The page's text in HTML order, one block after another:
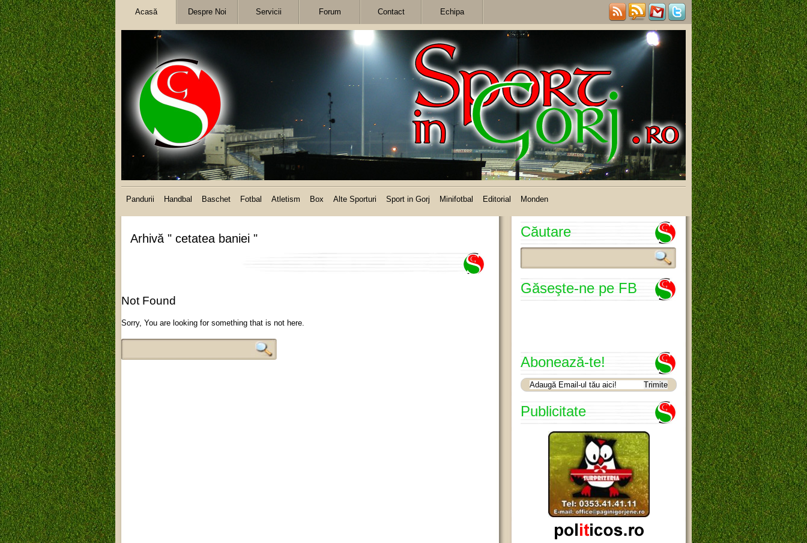
Acasă Despre Noi Servicii Forum Contact Echipa
Pandurii Handbal Baschet Fotbal Atletism Box Alte Sporturi Sport in Gorj Minifotbal Editorial Monden
Arhivă " cetatea baniei "
Not Found
Sorry, You are looking for something that is not here.
Căutare
Găseşte-ne pe FB
Abonează-te!
Publicitate